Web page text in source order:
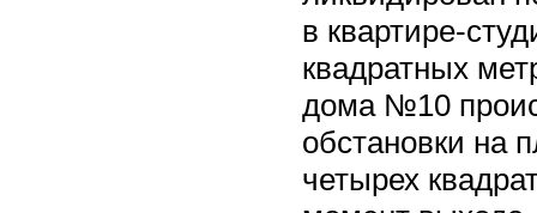
в квартире-
квадратных
дома №10
обстановки на
четырех